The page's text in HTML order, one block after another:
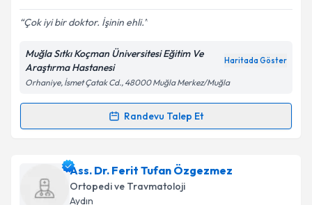
Kişisel verilerimin işlenmesine ilişkin
Metni'ni okudum ve kişisel verilerimin belirtilen
kapsamda işlenmesini kabul ediyorum.
Takvim Talebini Gönder
Çok iyi bir doktor. İşinin ehli.
Muğla Sıtkı Koçman Üniversitesi Eğitim Ve
Araştırma Hastanesi
Haritada Göster
Orhaniye, İsmet Çatak Cd., 48000 Muğla Merkez/Muğla
Randevu Talep Et
Randevu Takvimi Talebi
Dr. Ulaş Akgüniçin randevu takvimi talebi oluşturun.
Size bu uzmandan randevu almanız için bir takvim
hazırlandığında e-posta ile bilgilendireceğiz.
Ass. Dr. Ferit Tufan Özgezmez
Ortopedi ve Travmatoloji
Aydın